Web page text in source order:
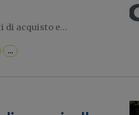
di acquisto e...
...